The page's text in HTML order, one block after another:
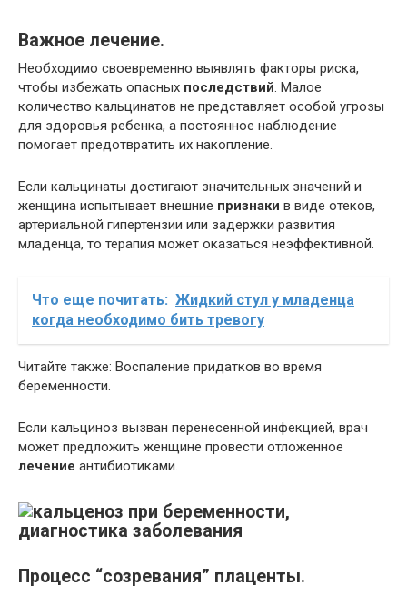
Важное лечение.
Необходимо своевременно выявлять факторы риска,
чтобы избежать опасных последствий. Малое
количество кальцинатов не представляет особой угрозы
для здоровья ребенка, а постоянное наблюдение
помогает предотвратить их накопление.
Если кальцинаты достигают значительных значений и
женщина испытывает внешние признаки в виде отеков,
артериальной гипертензии или задержки развития
младенца, то терапия может оказаться неэффективной.
Что еще почитать: Жидкий стул у младенца
когда необходимо бить тревогу
Читайте также: Воспаление придатков во время
беременности.
Если кальциноз вызван перенесенной инфекцией, врач
может предложить женщине провести отложенное
лечение антибиотиками.
Процесс “созревания” плаценты.